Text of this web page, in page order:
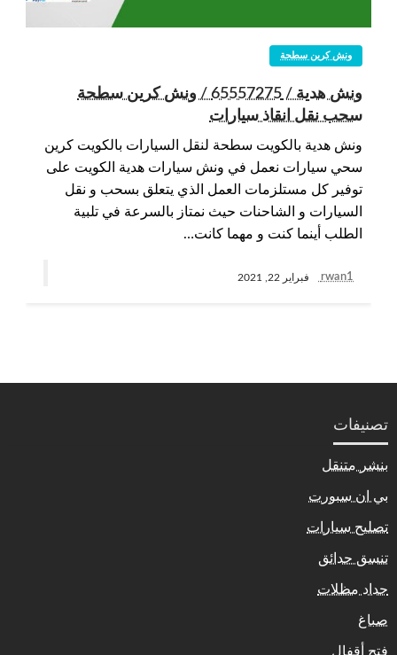
ونش كرين سطحة
ونش هدية / 65557275 / ونش كرين سطحة
سحب نقل انقاذ سيارات
ونش هدية بالكويت سطحة لنقل السيارات بالكويت كرين
سحي سيارات نعمل في ونش سيارات هدية الكويت على
توفير كل مستلزمات العمل الذي يتعلق بسحب و نقل
السيارات و الشاحنات حيث نمتاز بالسرعة في تلبية
الطلب أينما كنت و مهما كانت…
rwan1 فبراير 22, 2021
تصنيفات
بنشر متنقل
بي ان سبورت
تصليح سيارات
تنسق حدائق
حداد مظلات
صباغ
فتح أقفال